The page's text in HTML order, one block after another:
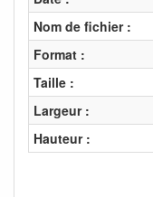
Nom de fichier :
Format :
Taille :
Largeur :
Hauteur :